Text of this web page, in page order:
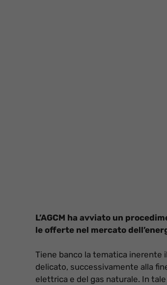
L’AGCM ha avviato un
le offerte nel mercato
Tiene banco la tematica inerente
delicato, successivamente alla
elettrica e del gas naturale. In